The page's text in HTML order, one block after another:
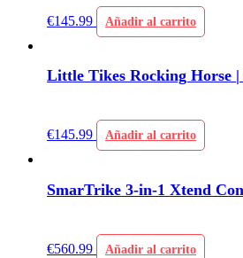
€145.99 Añadir al carrito
Little Tikes Rocking Horse |
€145.99 Añadir al carrito
SmarTrike 3-in-1 Xtend
€560.99 Añadir al carrito